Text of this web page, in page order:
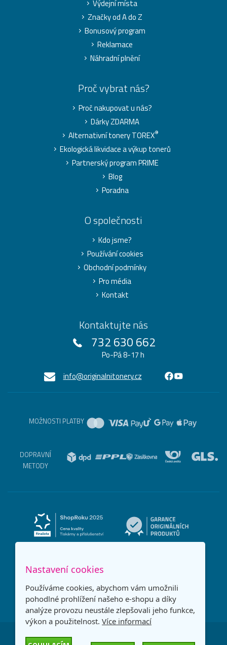
Výdejní místa
Značky od A do Z
Bonusový program
Reklamace
Náhradní plnění
Proč vybrat nás?
Proč nakupovat u nás?
Dárky ZDARMA
Alternativní tonery TOREX®
Ekologická likvidace a výkup tonerů
Partnerský program PRIME
Blog
Poradna
O společnosti
Kdo jsme?
Používání cookies
Obchodní podmínky
Pro média
Kontakt
Kontaktujte nás
732 630 662
Po-Pá 8-17 h
info@originalnitonery.cz
MOŽNOSTI PLATBY
DOPRAVNÍ
METODY
Česká republika Slovensko
Nastavení cookies
Používáme cookies, abychom vám umožnili
pohodlné prohlížení našeho e-shopu a díky
analýze provozu neustále zlepšovali jeho funkce,
výkon a použitelnost. Více informací